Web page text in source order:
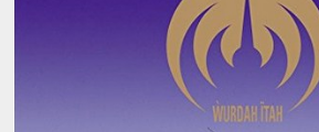
CONCERTS